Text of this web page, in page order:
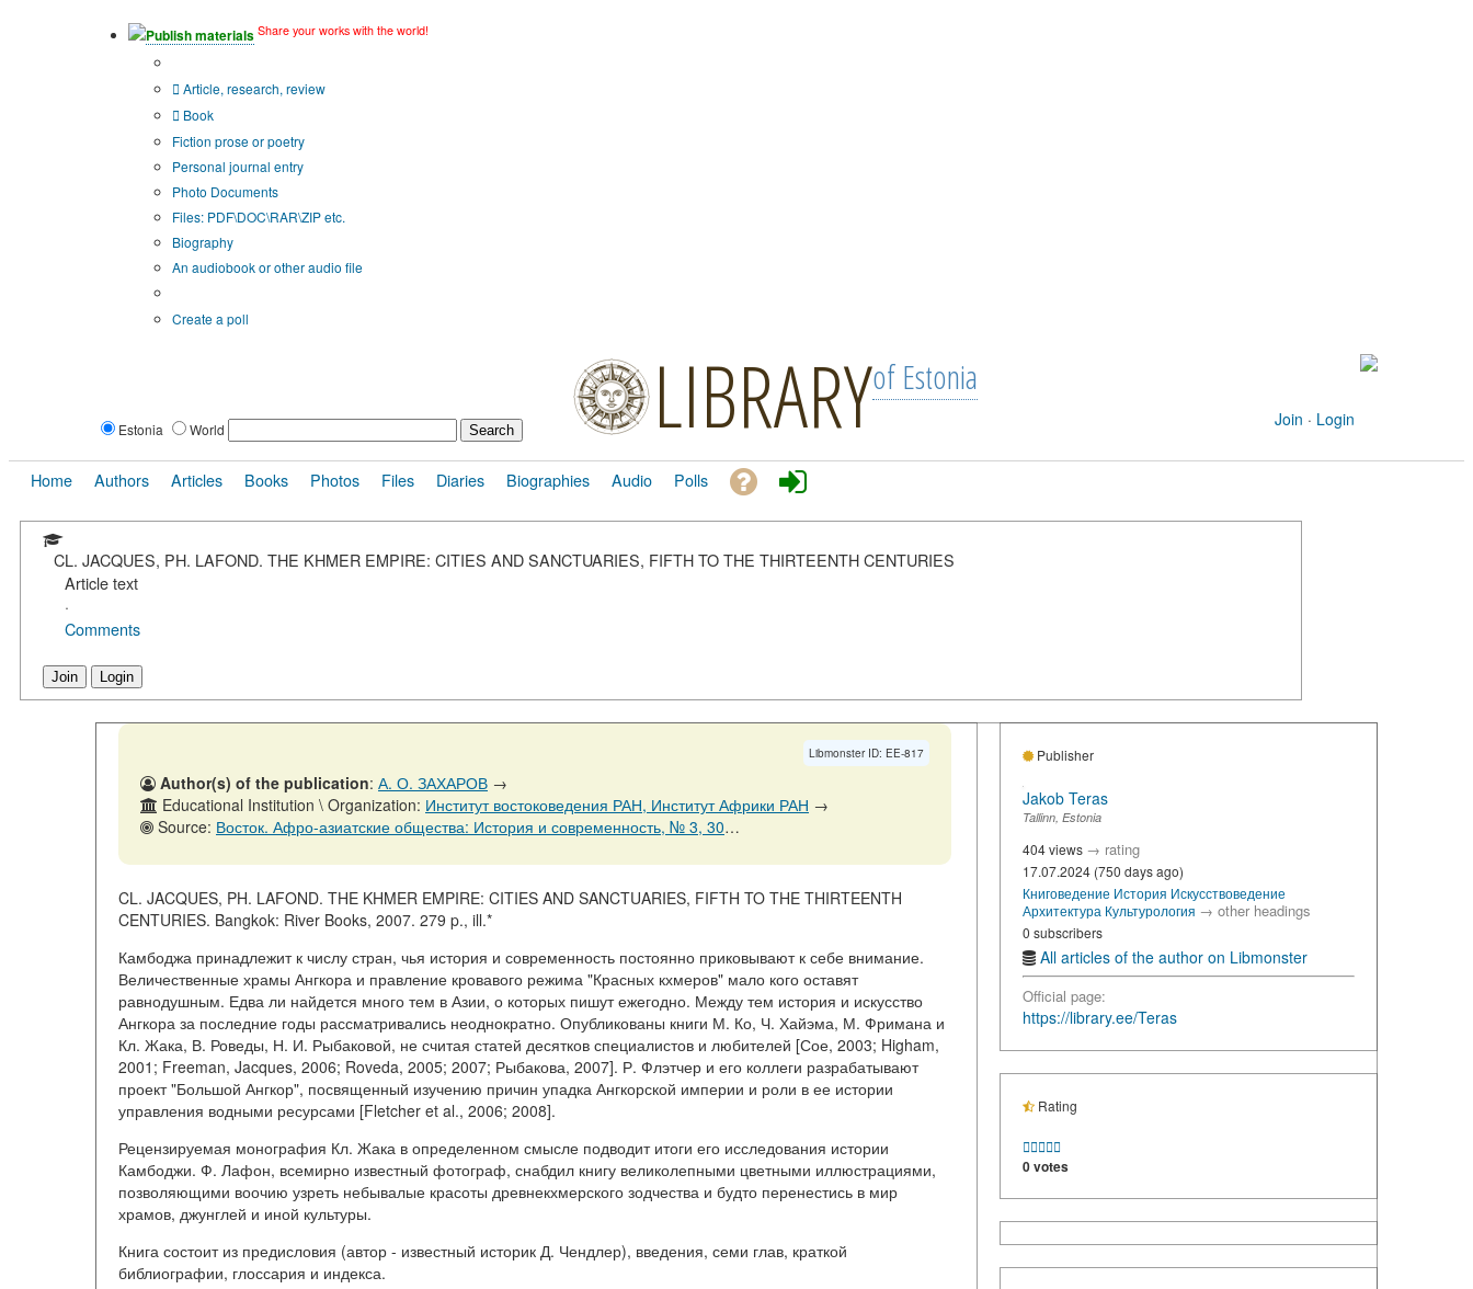
Publish materials Share your works with the world!
Article, research, review
Book
Fiction prose or poetry
Personal journal entry
Photo Documents
Files: PDF\DOC\RAR\ZIP etc.
Biography
An audiobook or other audio file
Create a poll
Estonia World LIBRARYof Estonia
Join · Login
Home Authors Articles Books Photos Files Diaries Biographies Audio Polls
CL. JACQUES, PH. LAFOND. THE KHMER EMPIRE: CITIES AND SANCTUARIES, FIFTH TO THE THIRTEENTH CENTURIES
Article text
·
Comments
Join Login
Libmonster ID: EE-817
Author(s) of the publication: А. О. ЗАХАРОВ →
Educational Institution \ Organization: Институт востоковедения РАН, Институт Африки РАН →
Source: Восток. Афро-азиатские общества: История и современность, № 3, 30 июня 2010 Страницы 195-198
CL. JACQUES, PH. LAFOND. THE KHMER EMPIRE: CITIES AND SANCTUARIES, FIFTH TO THE THIRTEENTH
CENTURIES. Bangkok: River Books, 2007. 279 p., ill.*
Камбоджа принадлежит к числу стран, чья история и современность постоянно приковывают к себе внимание.
Величественные храмы Ангкора и правление кровавого режима "Красных кхмеров" мало кого оставят
равнодушным. Едва ли найдется много тем в Азии, о которых пишут ежегодно. Между тем история и искусство
Ангкора за последние годы рассматривались неоднократно. Опубликованы книги М. Ко, Ч. Хайэма, М. Фримана и
Кл. Жака, В. Роведы, Н. И. Рыбаковой, не считая статей десятков специалистов и любителей [Сое, 2003; Higham,
2001; Freeman, Jacques, 2006; Roveda, 2005; 2007; Рыбакова, 2007]. Р. Флэтчер и его коллеги разрабатывают
проект "Большой Ангкор", посвященный изучению причин упадка Ангкорской империи и роли в ее истории
управления водными ресурсами [Fletcher et al., 2006; 2008].
Рецензируемая монография Кл. Жака в определенном смысле подводит итоги его исследования истории
Камбоджи. Ф. Лафон, всемирно известный фотограф, снабдил книгу великолепными цветными иллюстрациями,
позволяющими воочию узреть небывалые красоты древнекхмерского зодчества и будто перенестись в мир
храмов, джунглей и иной культуры.
Книга состоит из предисловия (автор - известный историк Д. Чендлер), введения, семи глав, краткой
библиографии, глоссария и индекса.
Publisher
Jakob Teras
Tallinn, Estonia
404 views → rating
17.07.2024 (750 days ago)
Книговедение История Искусствоведение
Архитектура Культурология → other headings
0 subscribers
All articles of the author on Libmonster
Official page:
https://library.ee/Teras
Rating

0 votes